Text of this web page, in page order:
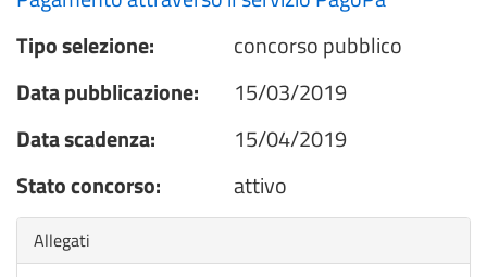
Tipo selezione:
concorso pubblico
Data pubblicazione:
15/03/2019
Data scadenza:
15/04/2019
Stato concorso:
attivo
Nascondi
Allegati